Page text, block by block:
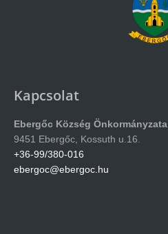
Kapcsolat
Ebergőc Község Önkormányzata
9451 Ebergőc, Kossuth u.16.
+36-99/380-016
ebergoc@ebergoc.hu